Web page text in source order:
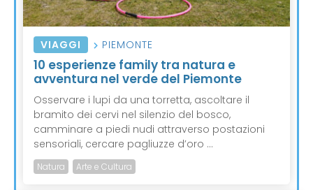
VIAGGI PIEMONTE
10 esperienze family tra natura e
avventura nel verde del Piemonte
Osservare i lupi da una torretta, ascoltare il
bramito dei cervi nel silenzio del bosco,
camminare a piedi nudi attraverso postazioni
sensoriali, cercare pagliuzze d’oro ...
Natura Arte e Cultura